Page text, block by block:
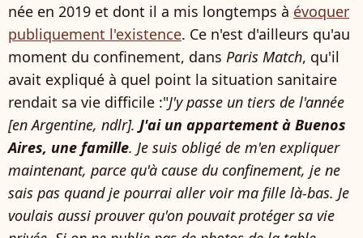
née en 2019 et dont il a mis longtemps à évoquer
publiquement l'existence. Ce n'est d'ailleurs qu'au
moment du confinement, dans Paris Match, qu'il
avait expliqué à quel point la situation sanitaire
rendait sa vie difficile :"J'y passe un tiers de l'année
[en Argentine, ndlr]. J'ai un appartement à Buenos
Aires, une famille. Je suis obligé de m'en expliquer
maintenant, parce qu'à cause du confinement, je ne
sais pas quand je pourrai aller voir ma fille là-bas. Je
voulais aussi prouver qu'on pouvait protéger sa vie